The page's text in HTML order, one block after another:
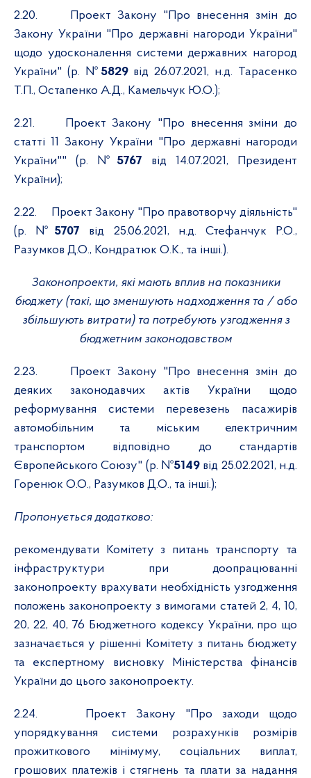
2.20.
Проект Закону "Про внесення змін до
Закону України "Про державні нагороди України"
щодо удосконалення системи державних нагород
України" (р. № 5829від 26.07.2021, н.д. Тарасенко
Т.П., Остапенко А.Д., Камельчук Ю.О.);
2.21.
Проект Закону "Про внесення зміни до
статті 11 Закону України "Про державні нагороди
України"" (р. № 5767 від 14.07.2021, Президент
України);
2.22.
Проект Закону "Про правотворчу діяльність"
(р. № 5707 від 25.06.2021, н.д. Стефанчук Р.О.,
Разумков Д.О., Кондратюк О.К., та інші.).
Законопроекти, які мають вплив на показники
бюджету (такі, що зменшують надходження та / або
збільшують витрати) та потребують узгодження з
бюджетним законодавством
2.23.
Проект Закону "Про внесення змін до
деяких законодавчих актів України щодо
реформування системи перевезень пасажирів
автомобільним та міським електричним
транспортом відповідно до стандартів
Європейського Союзу" (р. №5149 від 25.02.2021, н.д.
Горенюк О.О., Разумков Д.О., та інші.);
Пропонується додатково:
рекомендувати Комітету з питань транспорту та
інфраструктури при доопрацюванні
законопроекту врахувати необхідність узгодження
положень законопроекту з вимогами статей 2, 4, 10,
20, 22, 40, 76 Бюджетного кодексу України, про що
зазначається у рішенні Комітету з питань бюджету
та експертному висновку Міністерства фінансів
України до цього законопроекту.
2.24.
Проект Закону "Про заходи щодо
упорядкування системи розрахунків розмірів
прожиткового мінімуму, соціальних виплат,
грошових платежів і стягнень та плати за надання